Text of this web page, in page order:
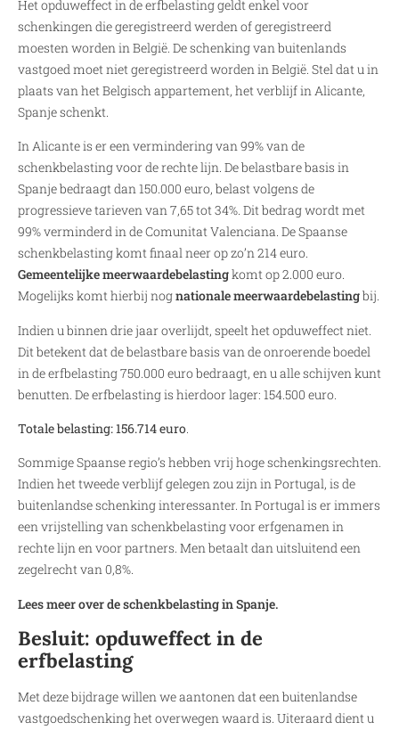
Het opduweffect in de erfbelasting geldt enkel voor
schenkingen die geregistreerd werden of geregistreerd
moesten worden in België. De schenking van buitenlands
vastgoed moet niet geregistreerd worden in België. Stel dat u in
plaats van het Belgisch appartement, het verblijf in Alicante,
Spanje schenkt.
In Alicante is er een vermindering van 99% van de
schenkbelasting voor de rechte lijn. De belastbare basis in
Spanje bedraagt dan 150.000 euro, belast volgens de
progressieve tarieven van 7,65 tot 34%. Dit bedrag wordt met
99% verminderd in de Comunitat Valenciana. De Spaanse
schenkbelasting komt finaal neer op zo’n 214 euro.
Gemeentelijke meerwaardebelastingkomt op 2.000 euro.
Mogelijks komt hierbij nognationale meerwaardebelastingbij.
Indien u binnen drie jaar overlijdt, speelt het opduweffect niet.
Dit betekent dat de belastbare basis van de onroerende boedel
in de erfbelasting 750.000 euro bedraagt, en u alle schijven kunt
benutten. De erfbelasting is hierdoor lager: 154.500 euro.
Totale belasting: 156.714 euro.
Sommige Spaanse regio’s hebben vrij hoge schenkingsrechten.
Indien het tweede verblijf gelegen zou zijn in Portugal, is de
buitenlandse schenking interessanter. In Portugal is er immers
een vrijstelling van schenkbelasting voor erfgenamen in
rechte lijn en voor partners. Men betaalt dan uitsluitend een
zegelrecht van 0,8%.
Lees meer over de schenkbelasting in Spanje.
Besluit: opduweffect in de
erfbelasting
Met deze bijdrage willen we aantonen dat een buitenlandse
vastgoedschenking het overwegen waard is. Uiteraard dient u